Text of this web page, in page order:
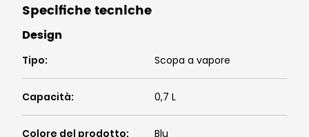
Specifiche tecniche
Design
Tipo: Scopa a vapore
Capacità: 0,7 L
Colore del prodotto: Blu